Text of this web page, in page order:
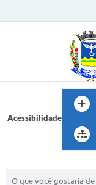
Acessibilidade